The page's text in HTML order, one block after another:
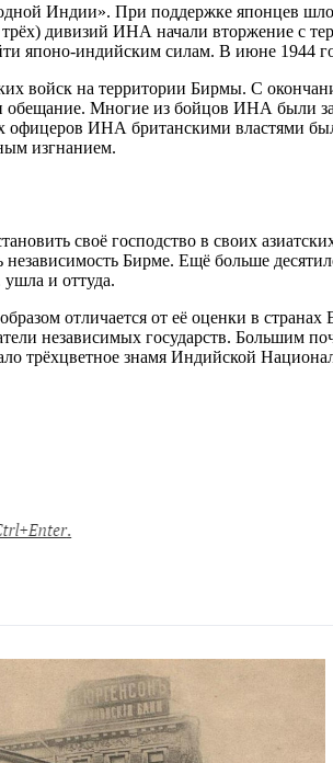
Индии». При поддержке японцев
дивизий ИНА начали вторжение с
японо-индийским силам. В июне
войск на территории Бирмы. С
Многие из бойцов ИНА были
ИНА британскими властями
изгнанием.
своё господство в своих
Бирме. Ещё больше
и оттуда.
отличается от её оценки в
независимых государств. Большим
трёхцветное знамя Индийской